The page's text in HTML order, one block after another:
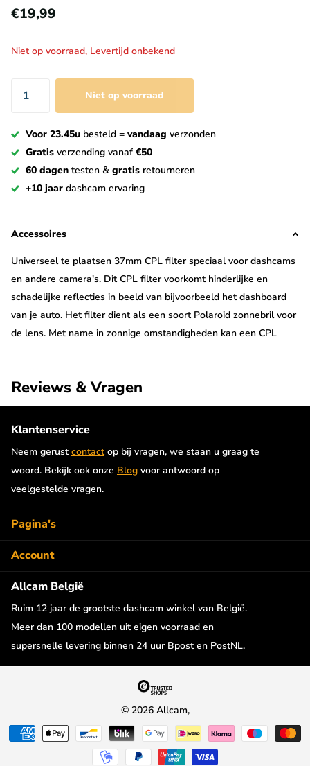
€19,99
Niet op voorraad, Levertijd onbekend
Niet op voorraad
Voor 23.45u besteld = vandaag verzonden
Gratis verzending vanaf €50
60 dagen testen & gratis retourneren
+10 jaar dashcam ervaring
Accessoires
Universeel te plaatsen 37mm CPL filter speciaal voor dashcams
en andere camera's. Dit CPL filter voorkomt hinderlijke en
schadelijke reflecties in beeld van bijvoorbeeld het dashboard
van je auto. Het filter dient als een soort Polaroid zonnebril voor
de lens. Met name in zonnige omstandigheden kan een CPL
Dit filter bestaat uit twee delen: de houder en het filter zelf. De
houder plak je met de meegeleverde dunne dubbelzijdige tape
om de lens en het filter draai je eenvoudig op de houder. Het
Let op: De opening voor de lens op de houder is 20mm en hier
omheen zit een cirkelvormig dubbelzijdig tape van +/- 5mm
hiervoor voldoende oppervlak aanwezig te zijn rondom de lens.
Reviews & Vragen
Klantenservice
Neem gerust contact op bij vragen, we staan u graag te
woord. Bekijk ook onze Blog voor antwoord op
veelgestelde vragen.
Pagina's
Account
Allcam België
Ruim 12 jaar de grootste dashcam winkel van België.
Meer dan 100 modellen uit eigen voorraad en
supersnelle levering binnen 24 uur Bpost en PostNL.
© 2026Allcam,